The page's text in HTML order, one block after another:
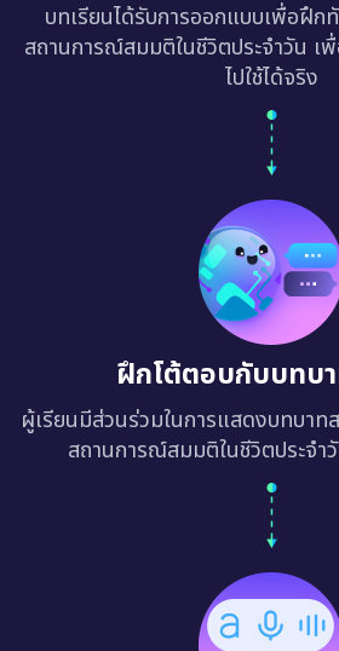
บทเรียนได้รับการออกแบบเพื่อฝึก
สถานการณ์สมมติในชีวิตประจำวัน เ
ไปใช้ได้จริง
ฝึกโต้ตอบกับบทบ
ผู้เรียนมีส่วนร่วมในการแสดงบทบาท
สถานการณ์สมมติในชีวิตประจำ